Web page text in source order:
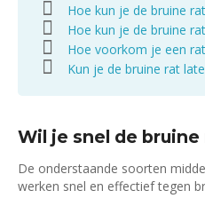
Hoe kun je de bruine
Hoe kun je de bruine
Hoe voorkom je een
Kun je de bruine rat
Wil je snel de
De onderstaande soorten
werken snel en effectief tegen